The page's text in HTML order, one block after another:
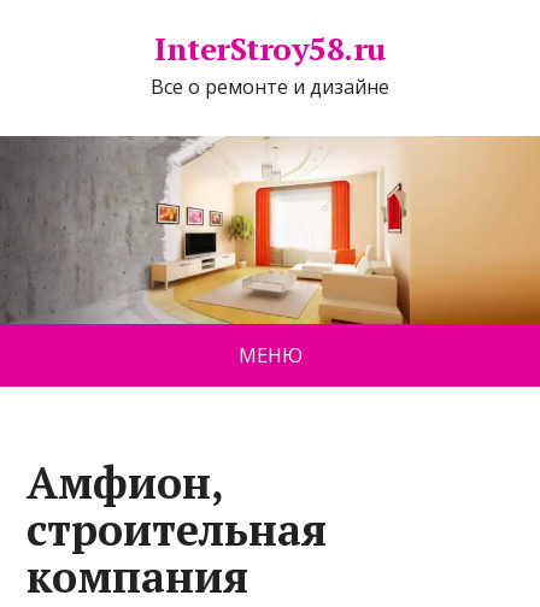
InterStroy58.ru
Все о ремонте и дизайне
МЕНЮ
Амфион,
строительная
компания